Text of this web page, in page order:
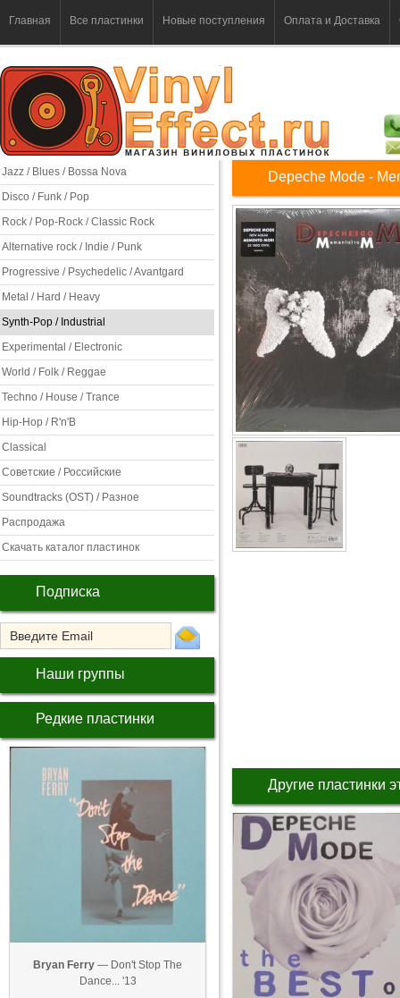
Главная Все пластинки Новые поступления Оплата и Доставка
Jazz / Blues / Bossa Nova
Disco / Funk / Pop
Rock / Pop-Rock / Classic Rock
Alternative rock / Indie / Punk
Progressive / Psychedelic / Avantgard
Metal / Hard / Heavy
Synth-Pop / Industrial
Experimental / Electronic
World / Folk / Reggae
Techno / House / Trance
Hip-Hop / R'n'B
Classical
Советские / Российские
Soundtracks (OST) / Разное
Распродажа
Скачать каталог пластинок
Подписка
Наши группы
Редкие пластинки
Bryan Ferry — Don't Stop The
Dance... '13
Depeche Mode -
Другие пластинки